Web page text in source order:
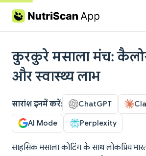
Skip to content
कुरकुरे मसाला मंच:
और स्वास्थ्य लाभ
सारांश इनमें करें: ChatGPT
AI Mode Perplexity
साहसिक मसाला कोटिंग के साथ लोकप्रिय